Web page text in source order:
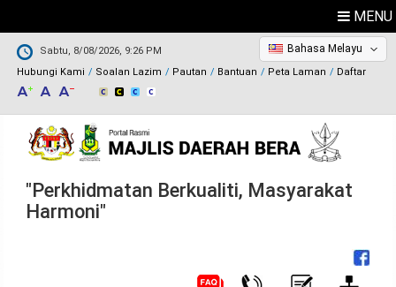
MENU
Sabtu, 8/08/2026, 9:26 PM
Hubungi Kami
Soalan Lazim Pautan Bantuan Peta Laman Daftar
Bahasa Melayu
"Perkhidmatan Berkualiti, Masyarakat
Harmoni"